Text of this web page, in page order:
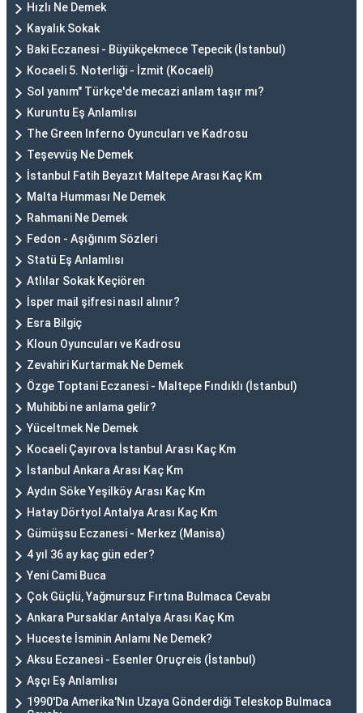
Hızlı Ne Demek
Kayalık Sokak
Baki Eczanesi - Büyükçekmece Tepecik (İstanbul)
Kocaeli 5. Noterliği - İzmit (Kocaeli)
Sol yanım" Türkçe'de mecazi anlam taşır mı?
Kuruntu Eş Anlamlısı
The Green Inferno Oyuncuları ve Kadrosu
Teşevvüş Ne Demek
İstanbul Fatih Beyazıt Maltepe Arası Kaç Km
Malta Humması Ne Demek
Rahmani Ne Demek
Fedon - Aşığınım Sözleri
Statü Eş Anlamlısı
Atlılar Sokak Keçiören
İsper mail şifresi nasıl alınır?
Esra Bilgiç
Kloun Oyuncuları ve Kadrosu
Zevahiri Kurtarmak Ne Demek
Özge Toptani Eczanesi - Maltepe Fındıklı (İstanbul)
Muhibbi ne anlama gelir?
Yüceltmek Ne Demek
Kocaeli Çayırova İstanbul Arası Kaç Km
İstanbul Ankara Arası Kaç Km
Aydın Söke Yeşilköy Arası Kaç Km
Hatay Dörtyol Antalya Arası Kaç Km
Gümüşsu Eczanesi - Merkez (Manisa)
4 yıl 36 ay kaç gün eder?
Yeni Cami Buca
Çok Güçlü, Yağmursuz Fırtına Bulmaca Cevabı
Ankara Pursaklar Antalya Arası Kaç Km
Huceste İsminin Anlamı Ne Demek?
Aksu Eczanesi - Esenler Oruçreis (İstanbul)
Aşçı Eş Anlamlısı
1990'Da Amerika'Nın Uzaya Gönderdiği Teleskop Bulmaca